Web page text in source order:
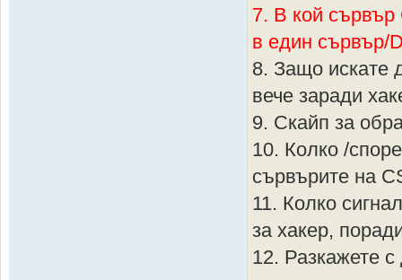
7. В кой
в един сървър/
8. Защо искате
вече заради
9. Скайп за
10. Колко /
сървърите на
11. Колко
за хакер,
12. Разкажете